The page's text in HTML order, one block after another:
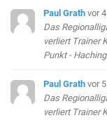
Paul Grath vor
Das
verliert Trainer
Punkt -
Paul Grath vor
Das
verliert Trainer